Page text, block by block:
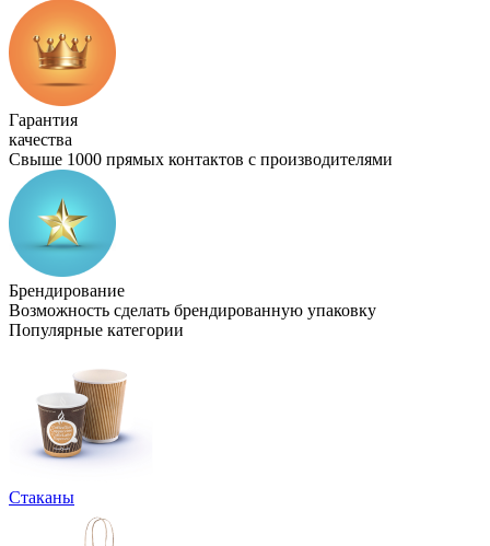
Гарантия
качества
Свыше 1000 прямых контактов с производителями
Брендирование
Возможность сделать брендированную упаковку
Популярные категории
Стаканы